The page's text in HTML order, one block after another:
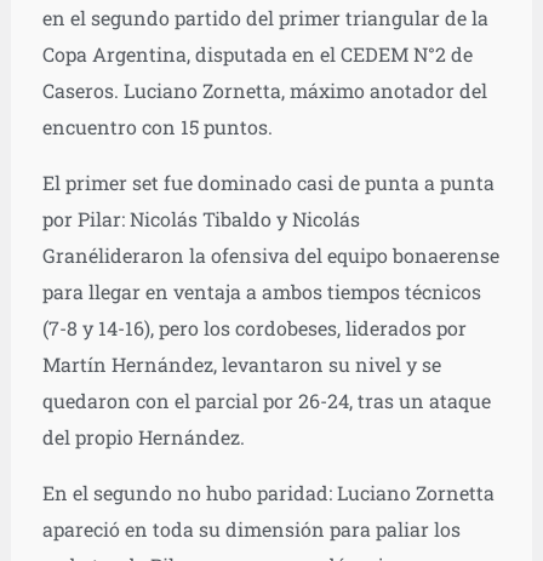
en el segundo partido del primer triangular de la
Copa Argentina, disputada en el CEDEM N°2 de
Caseros. Luciano Zornetta, máximo anotador del
encuentro con 15 puntos.
El primer set fue dominado casi de punta a punta
por Pilar: Nicolás Tibaldo y Nicolás
Granélideraron la ofensiva del equipo bonaerense
para llegar en ventaja a ambos tiempos técnicos
(7-8 y 14-16), pero los cordobeses, liderados por
Martín Hernández, levantaron su nivel y se
quedaron con el parcial por 26-24, tras un ataque
del propio Hernández.
En el segundo no hubo paridad: Luciano Zornetta
apareció en toda su dimensión para paliar los